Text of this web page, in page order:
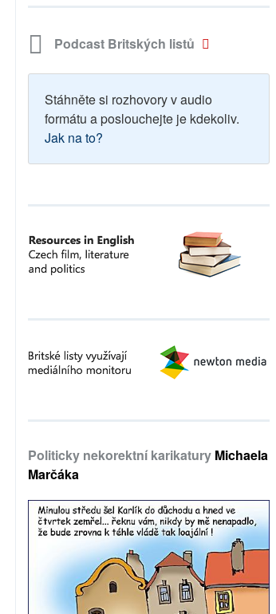
Podcast Britských listů
Stáhněte si rozhovory v audio
formátu a poslouchejte je kdekoliv.
Jak na to?
Politicky nekorektní karikatury Michaela
Marčáka